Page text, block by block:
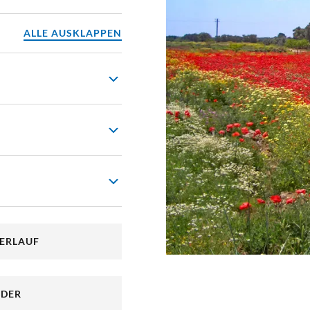
ALLE AUSKLAPPEN
Reise im selben Hotel
dass sie 1996 in
wurden.
der braunen
die flachste. Deshalb